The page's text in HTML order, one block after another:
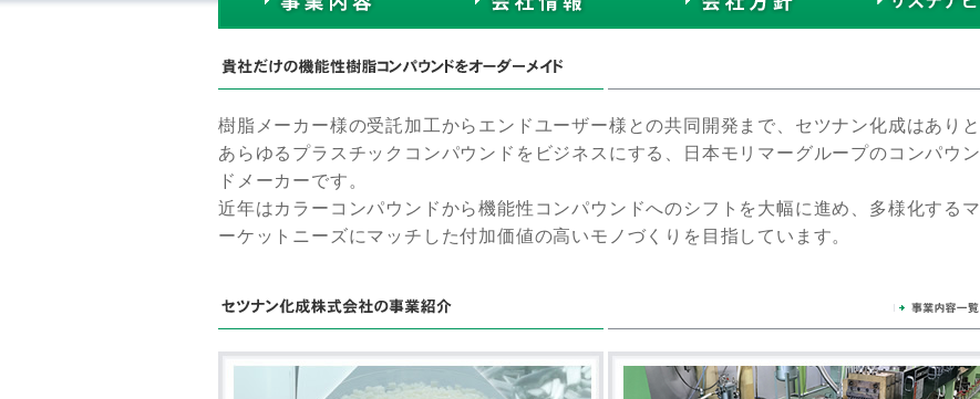
樹脂メーカー様の受託加工からエンドユーザー様との共同開発まで、セツナン化成はありと
あらゆるプラスチックコンパウンドをビジネスにする、日本モリマーグループのコンパウン
ドメーカーです。
近年はカラーコンパウンドから機能性コンパウンドへのシフトを大幅に進め、多様化するマ
ーケットニーズにマッチした付加価値の高いモノづくりを目指しています。